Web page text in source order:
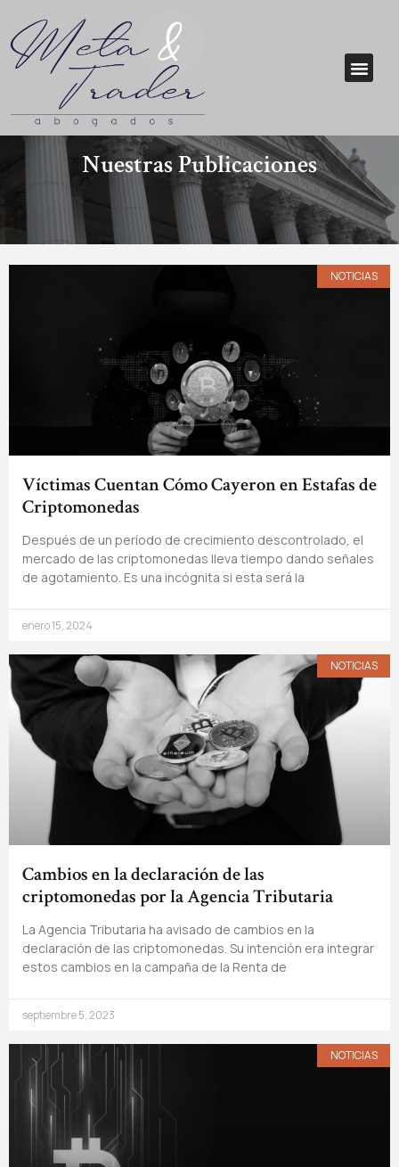
Nuestras Publicaciones
NOTICIAS
Víctimas Cuentan Cómo Cayeron en Estafas de
Criptomonedas
Después de un período de crecimiento descontrolado, el
mercado de las criptomonedas lleva tiempo dando señales
de agotamiento. Es una incógnita si esta será la
enero 15, 2024
NOTICIAS
Cambios en la declaración de las
criptomonedas por la Agencia Tributaria
La Agencia Tributaria ha avisado de cambios en la
declaración de las criptomonedas. Su intención era integrar
estos cambios en la campaña de la Renta de
septiembre 5, 2023
NOTICIAS